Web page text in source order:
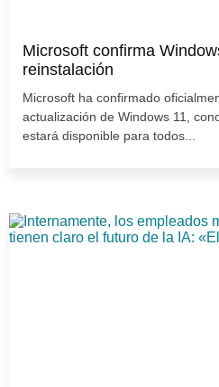
Microsoft confirma
reinstalación
Microsoft ha confirmado
actualización de Windows 11,
estará disponible para todos...